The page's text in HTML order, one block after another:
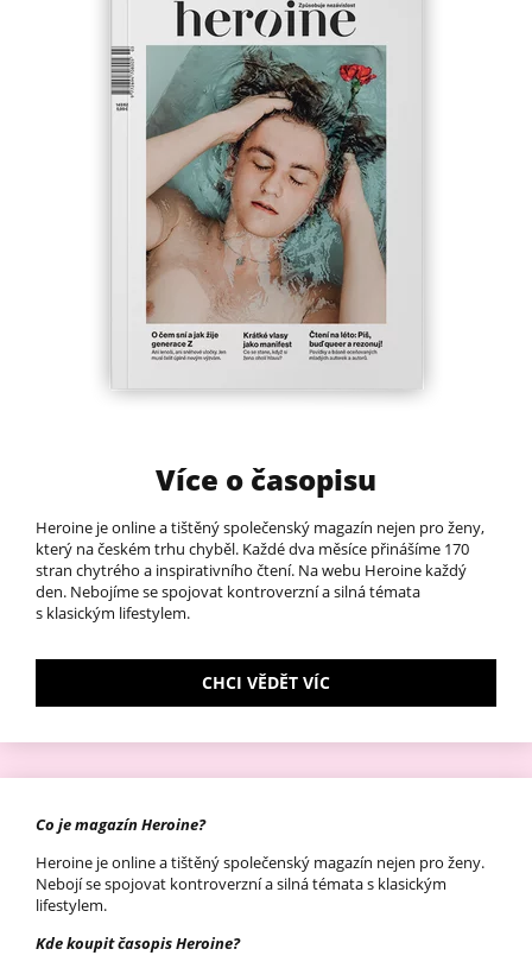
Více o časopisu
Heroine je online a tištěný společenský magazín nejen pro ženy,
který na českém trhu chyběl.​ Každé dva měsíce přinášíme 170
stran chytrého a inspirativního čtení. Na webu Heroine každý
den. Nebojíme se spojovat kontroverzní a silná témata
s klasickým lifestylem.​
CHCI VĚDĚT VÍC
Co je magazín Heroine?
Heroine je online a tištěný společenský magazín nejen pro ženy.
Nebojí se spojovat kontroverzní a silná témata s klasickým
lifestylem.
Kde koupit časopis Heroine?